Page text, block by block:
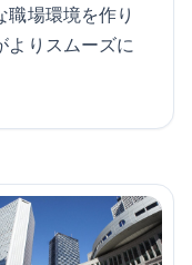
場環境を作り
よりスムーズに